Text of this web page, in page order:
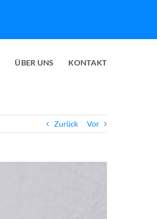
ÜBER UNS KONTAKT
Zurück Vor